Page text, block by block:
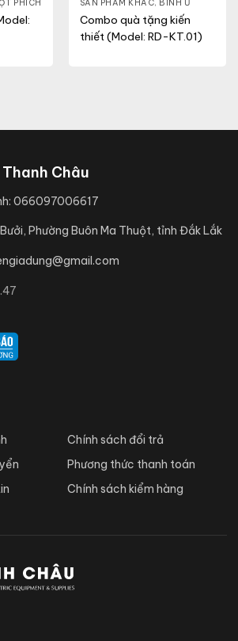
PHÍCH SẢN PHẨM KHÁC, BÌNH Ủ
Combo quà tặng kiến
thiết (Model: RD-KT.01)
Châu
066097006617
Phường Buôn Ma Thuột, tỉnh Đắk Lắk
Chính sách đổi trả
Phương thức thanh toán
Chính sách kiểm hàng